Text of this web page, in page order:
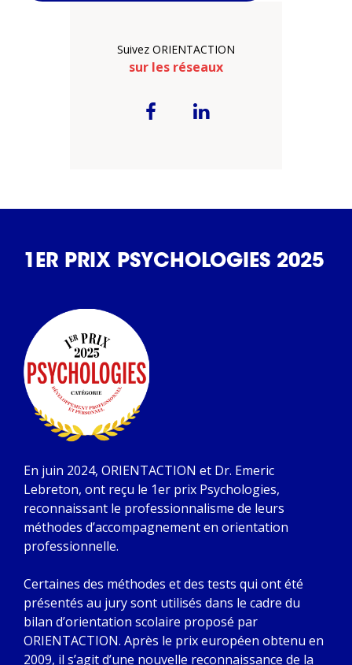
Suivez ORIENTACTION
sur les réseaux
1ER PRIX PSYCHOLOGIES 2025
En juin 2024, ORIENTACTION et Dr. Emeric
Lebreton, ont reçu le 1er prix Psychologies,
reconnaissant le professionnalisme de leurs
méthodes d’accompagnement en orientation
professionnelle.
Certaines des méthodes et des tests qui ont été
présentés au jury sont utilisés dans le cadre du
bilan d’orientation scolaire proposé par
ORIENTACTION. Après le prix européen obtenu en
2009, il s’agit d’une nouvelle reconnaissance de la